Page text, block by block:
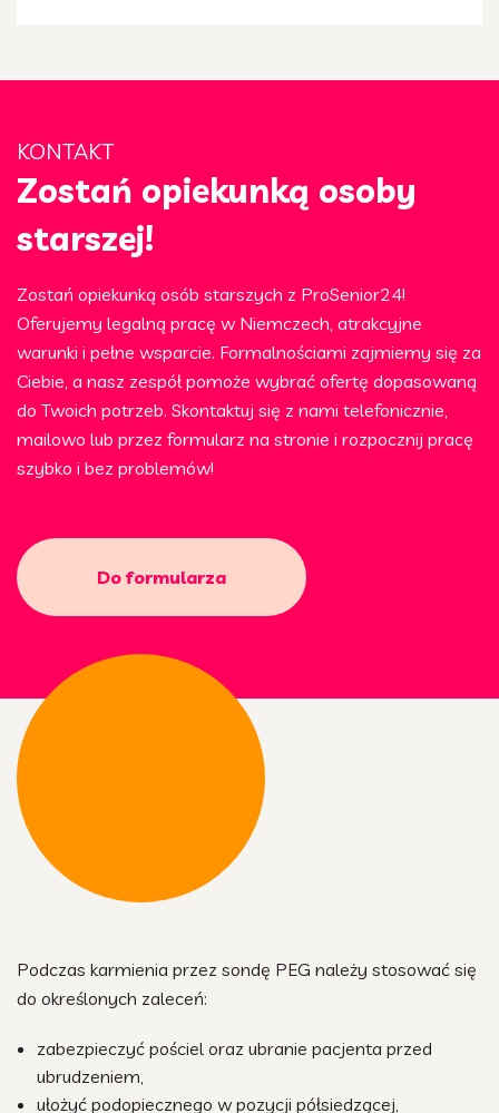
KONTAKT
Zostań opiekunką osoby
starszej!
Zostań opiekunką osób starszych z ProSenior24!
Oferujemy legalną pracę w Niemczech, atrakcyjne
warunki i pełne wsparcie. Formalnościami zajmiemy się za
Ciebie, a nasz zespół pomoże wybrać ofertę dopasowaną
do Twoich potrzeb. Skontaktuj się z nami telefonicznie,
mailowo lub przez formularz na stronie i rozpocznij pracę
szybko i bez problemów!
Do formularza
Podczas karmienia przez sondę PEG należy stosować się
do określonych zaleceń:
zabezpieczyć pościel oraz ubranie pacjenta przed
ubrudzeniem,
ułożyć podopiecznego w pozycji półsiedzącej,